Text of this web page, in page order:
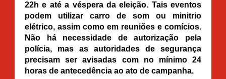
22h e até a véspera da eleição. Tais eventos
podem utilizar carro de som ou minitrio
elétrico, assim como em reuniões e comícios.
Não há necessidade de autorização pela
polícia, mas as autoridades de segurança
precisam ser avisadas com no mínimo 24
horas de antecedência ao ato de campanha.